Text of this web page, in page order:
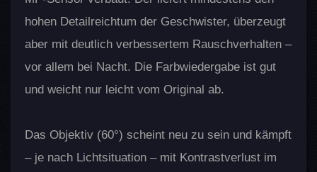
hohen Detailreichtum der Geschwister, überzeugt
aber mit deutlich verbessertem Rauschverhalten –
vor allem bei Nacht. Die Farbwiedergabe ist gut
und weicht nur leicht vom Original ab.
Das Objektiv (60°) scheint neu zu sein und kämpft
– je nach Lichtsituation – mit Kontrastverlust im